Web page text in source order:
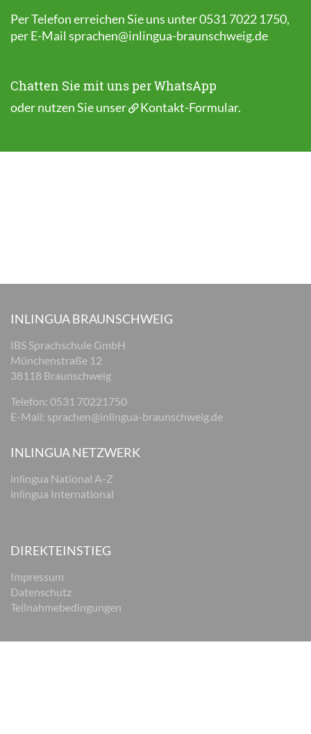
Per Telefon erreichen Sie uns unter 0531 7022 1750,
per E-Mail sprachen@inlingua-braunschweig.de
Chatten Sie mit uns per WhatsApp
oder nutzen Sie unser Kontakt-Formular.
INLINGUA BRAUNSCHWEIG
IBS Sprachschule GmbH
Münchenstraße 12
38118 Braunschweig
Telefon: 0531 70221750
E-Mail: sprachen@inlingua-braunschweig.de
INLINGUA NETZWERK
inlingua National A-Z
inlingua International
DIREKTEINSTIEG
Impressum
Datenschutz
Teilnahmebedingungen